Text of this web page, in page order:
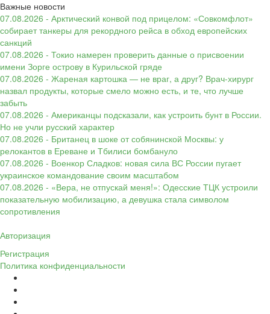
Важные новости
07.08.2026 - Арктический конвой под прицелом: «Совкомфлот»
собирает танкеры для рекордного рейса в обход европейских
санкций
07.08.2026 - Токио намерен проверить данные о присвоении
имени Зорге острову в Курильской гряде
07.08.2026 - Жареная картошка — не враг, а друг? Врач-хирург
назвал продукты, которые смело можно есть, и те, что лучше
забыть
07.08.2026 - Американцы подсказали, как устроить бунт в России.
Но не учли русский характер
07.08.2026 - Британец в шоке от собянинской Москвы: у
релокантов в Ереване и Тбилиси бомбануло
07.08.2026 - Военкор Сладков: новая сила ВС России пугает
украинское командование своим масштабом
07.08.2026 - «Вера, не отпускай меня!»: Одесские ТЦК устроили
показательную мобилизацию, а девушка стала символом
сопротивления
Авторизация
Регистрация
Политика конфиденциальности